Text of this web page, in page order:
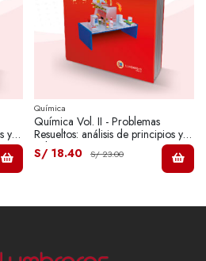
y
Química
Química Vol. II - Problemas
Resueltos: análisis de principios y
aplicaciones.
S/ 18.40 S/ 23.00